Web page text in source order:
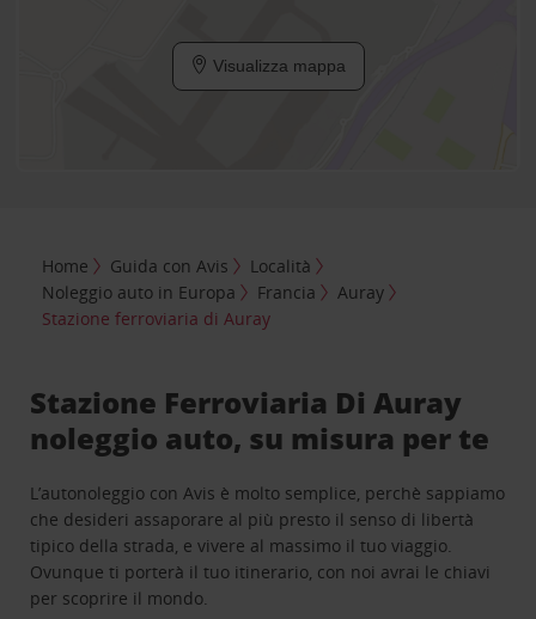
Visualizza mappa
Home Guida con Avis
Località
Noleggio auto in Europa
Francia
Auray
Stazione ferroviaria di Auray
Stazione Ferroviaria Di Auray
noleggio auto, su misura per te
L’autonoleggio con Avis è molto semplice, perchè sappiamo
che desideri assaporare al più presto il senso di libertà
tipico della strada, e vivere al massimo il tuo viaggio.
Ovunque ti porterà il tuo itinerario, con noi avrai le chiavi
per scoprire il mondo.